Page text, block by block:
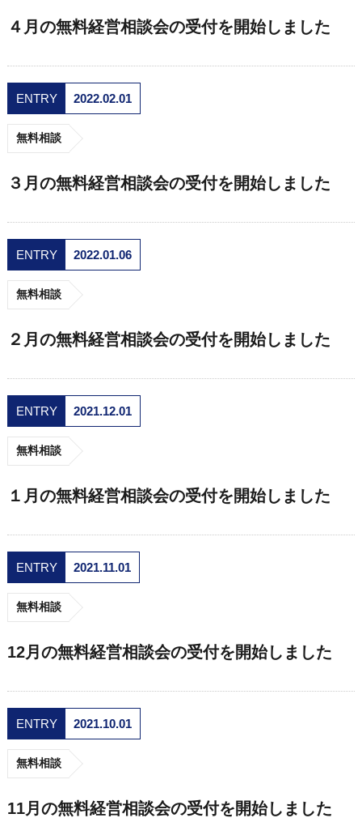
４月の無料経営相談会の受付を開始しました
ENTRY 2022.02.01
無料相談
３月の無料経営相談会の受付を開始しました
ENTRY 2022.01.06
無料相談
２月の無料経営相談会の受付を開始しました
ENTRY 2021.12.01
無料相談
１月の無料経営相談会の受付を開始しました
ENTRY 2021.11.01
無料相談
12月の無料経営相談会の受付を開始しました
ENTRY 2021.10.01
無料相談
11月の無料経営相談会の受付を開始しました